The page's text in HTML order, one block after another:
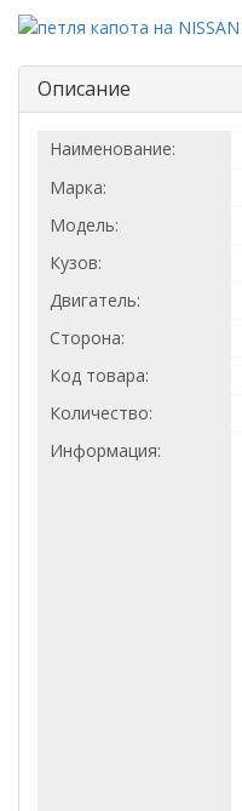
Описание
Наименование:
Марка:
Модель:
Кузов:
Двигатель:
Сторона:
Код товара:
Количество:
Информация: